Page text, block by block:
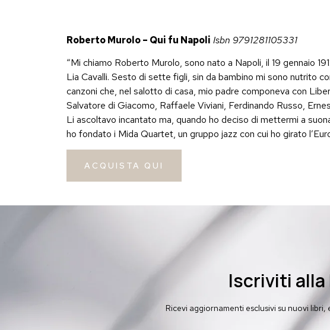
Roberto Murolo – Qui fu Napoli Isbn 9791281105331
“Mi chiamo Roberto Murolo, sono nato a Napoli, il 19 gennaio
Lia Cavalli. Sesto di sette figli, sin da bambino mi sono nutrito
canzoni che, nel salotto di casa, mio padre componeva con
Salvatore di Giacomo, Raffaele Viviani, Ferdinando Russo,
Li ascoltavo incantato ma, quando ho deciso di mettermi a
ho fondato i Mida Quartet, un gruppo jazz con cui ho girato
ACQUISTA QUI
Iscriviti
Ricevi aggiornamenti esclusivi su nuovi